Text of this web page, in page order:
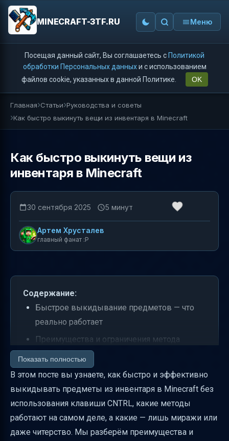
MINECRAFT-3TF.RU Меню
Посещая данный сайт, Вы соглашаетесь с Политикой
обработки Персональных данныхи с использованием
файлов cookie, указанных в данной Политике.
OK
Главная Статьи Руководства и советы
Как быстро выкинуть вещи из инвентаря в Minecraft
Как быстро выкинуть вещи из
инвентаря в Minecraft
30 сентября 2025 5 минут
Артем Хрусталев
главный фанат :P
Содержание:
Быстрое выкидывание предметов — что
реально работает
Преимущества и ограничения метода
выкидывания с клавишей Q
Риски использования макросов и кликеров
Лаговые методы и баги — как отличить от
реального ускорения
Практические советы для оптимального
управления инвентарём
Показать полностью
В этом посте вы узнаете, как быстро и эффективно
выкидывать предметы из инвентаря в Minecraft без
использования клавиши CNTRL, какие методы
работают на самом деле, а какие — лишь миражи или
даже читерство. Мы разберём преимущества и